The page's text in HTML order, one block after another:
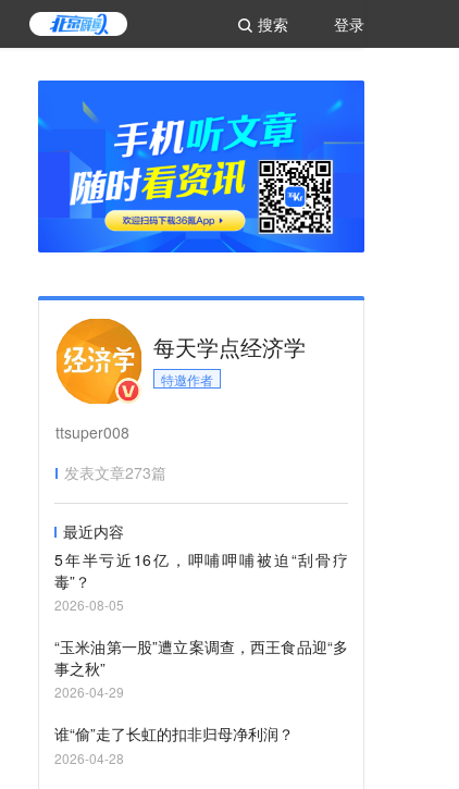
登录
搜索
每天学点经济学
特邀作者
ttsuper008
发表文章273篇
最近内容
5年半亏近16亿，呷哺呷哺被迫“刮骨疗
毒”？
2026-08-05
“玉米油第一股”遭立案调查，西王食品迎“多
事之秋”
2026-04-29
谁“偷”走了长虹的扣非归母净利润？
2026-04-28